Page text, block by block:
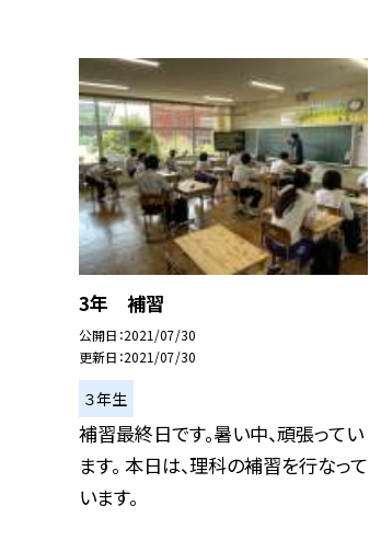
3年 補習
公開日 2021/07/30
更新日 2021/07/30
３年生
補習最終日です。暑い中、頑張ってい
ます。 本日は、理科の補習を行なって
います。